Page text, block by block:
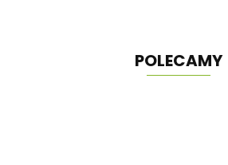
POLECAMY